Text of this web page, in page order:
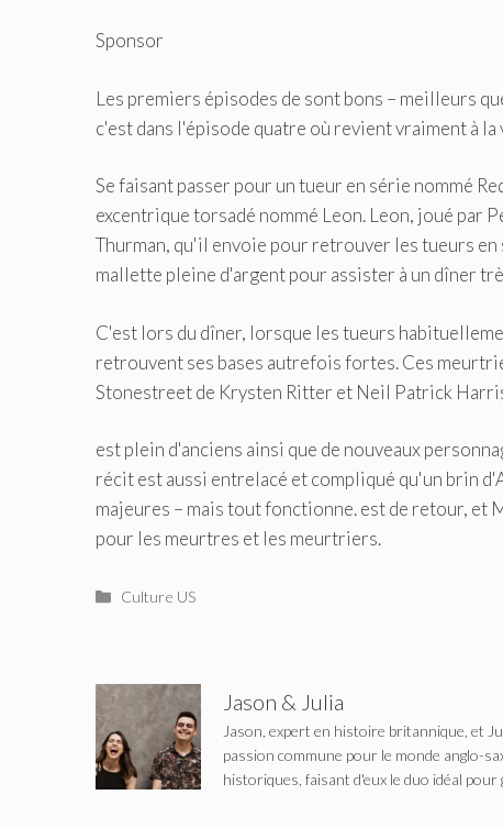
Sponsor
Les premiers épisodes de sont bons – meilleurs
c'est dans l'épisode quatre où revient vraiment à la
Se faisant passer pour un tueur en série nommé
excentrique torsadé nommé Leon. Leon, joué par
Thurman, qu'il envoie pour retrouver les tueurs
mallette pleine d'argent pour assister à un dîner
C'est lors du dîner, lorsque les tueurs
retrouvent ses bases autrefois fortes. Ces
Stonestreet de Krysten Ritter et Neil Patrick
est plein d'anciens ainsi que de nouveaux
récit est aussi entrelacé et compliqué qu'un brin
majeures – mais tout fonctionne. est de retour, et
pour les meurtres et les meurtriers.
Catégories
Culture US
Jason & Julia
Jason, expert en histoire britannique, et
passion commune pour le monde anglo-
historiques, faisant d'eux le duo idéal